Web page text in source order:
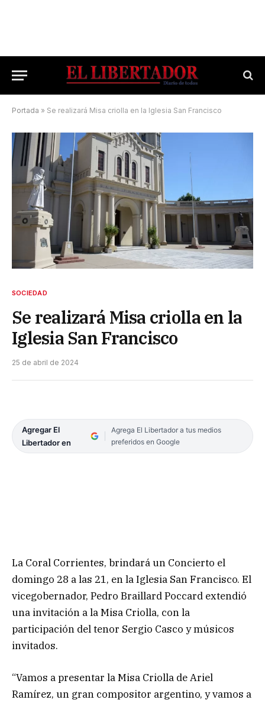
Portada » Se realizará Misa criolla en la Iglesia San Francisco
SOCIEDAD
Se realizará Misa criolla en la
Iglesia San Francisco
25 de abril de 2024
Agregar El
Libertador en
Agrega El Libertador a tus medios
preferidos en Google
La Coral Corrientes, brindará un Concierto el
domingo 28 a las 21, en la Iglesia San Francisco. El
vicegobernador, Pedro Braillard Poccard extendió
una invitación a la Misa Criolla, con la
participación del tenor Sergio Casco y músicos
invitados.
“Vamos a presentar la Misa Criolla de Ariel
Ramírez, un gran compositor argentino, y vamos a